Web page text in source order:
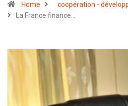
Home
coopération -
La France finance…